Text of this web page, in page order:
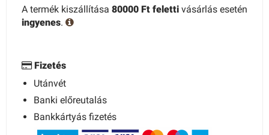
A termék kiszállítása 80000 Ft feletti vásárlás esetén
ingyenes.
Fizetés
Utánvét
Banki előreutalás
Bankkártyás fizetés